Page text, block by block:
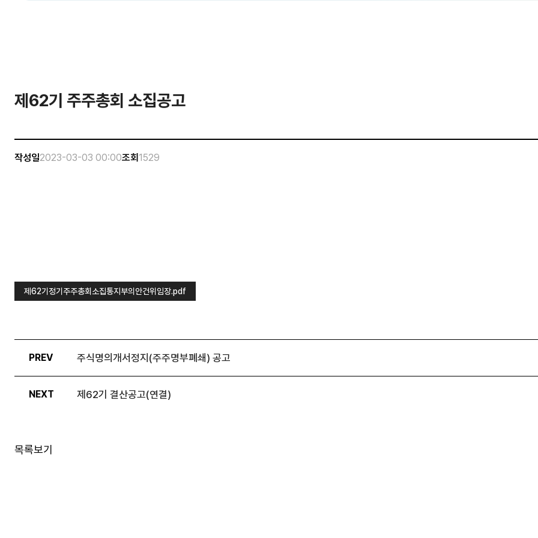
제62기 주주총회 소집공고
작성일2023-03-03 00:00조회 1529
제62기정기주주총회소집통지부의안건위임장.pdf
PREV 주식명의개서정지(주주명부폐쇄) 공고
NEXT 제62기 결산공고(연결)
목록보기